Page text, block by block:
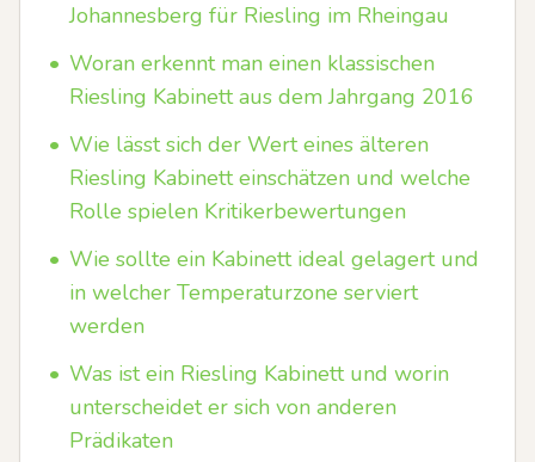
Johannesberg für Riesling im Rheingau
• Woran erkennt man einen klassischen
Riesling Kabinett aus dem Jahrgang 2016
• Wie lässt sich der Wert eines älteren
Riesling Kabinett einschätzen und welche
Rolle spielen Kritikerbewertungen
• Wie sollte ein Kabinett ideal gelagert und
in welcher Temperaturzone serviert
werden
• Was ist ein Riesling Kabinett und worin
unterscheidet er sich von anderen
Prädikaten